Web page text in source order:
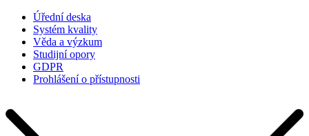
Úřední deska
Systém kvality
Věda a výzkum
Studijní opory
GDPR
Prohlášení o přístupnosti